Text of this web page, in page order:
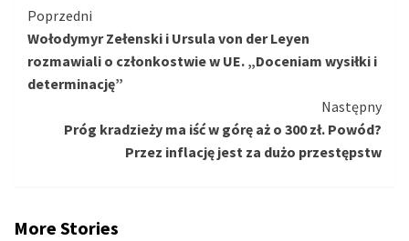
Kontynuuj
czytanie
Poprzedni
Wołodymyr Zełenski i Ursula von der Leyen
rozmawiali o członkostwie w UE. „Doceniam wysiłki i
determinację”
Następny
Próg kradzieży ma iść w górę aż o 300 zł. Powód?
Przez inflację jest za dużo przestępstw
More Stories